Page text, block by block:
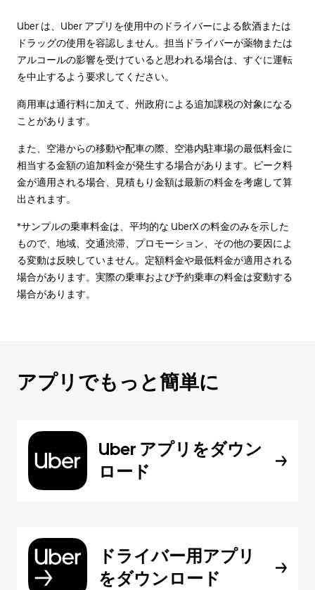
Uber は、Uber アプリを使用中のドライバーによる飲酒または
ドラッグの使用を容認しません。担当ドライバーが薬物または
アルコールの影響を受けていると思われる場合は、すぐに運転
を中止するよう要求してください。
商用車は通行料に加えて、州政府による追加課税の対象になる
ことがあります。
また、空港からの移動や配車の際、空港内駐車場の最低料金に
相当する金額の追加料金が発生する場合があります。ピーク料
金が適用される場合、見積もり金額は最新の料金を考慮して算
出されます。
*サンプルの乗車料金は、平均的な UberX の料金のみを示した
もので、地域、交通渋滞、プロモーション、その他の要因によ
る変動は反映していません。定額料金や最低料金が適用される
場合があります。実際の乗車および予約乗車の料金は変動する
場合があります。
アプリでもっと簡単に
Uber アプリをダウン
ロード
ドライバー用アプリ
をダウンロード